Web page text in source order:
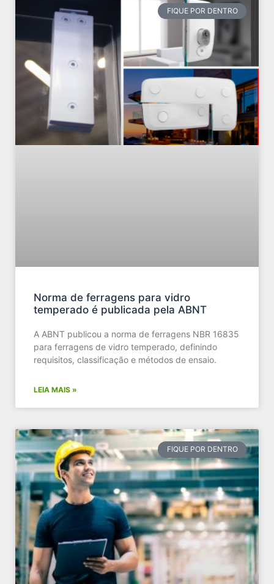
FIQUE POR DENTRO
Norma de ferragens para vidro
temperado é publicada pela ABNT
A ABNT publicou a norma de ferragens NBR 16835
para ferragens de vidro temperado, definindo
requisitos, classificação e métodos de ensaio.
LEIA MAIS »
FIQUE POR DENTRO